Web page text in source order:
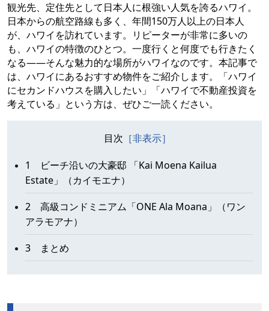
観光先、定住先として日本人に根強い人気を誇るハワイ。
日本からの航空路線も多く、年間150万人以上の日本人
が、ハワイを訪れています。リピーターが非常に多いの
も、ハワイの特徴のひとつ。一度行くと何度でも行きたく
なる――そんな魅力的な場所がハワイなのです。本記事で
は、ハワイにあるおすすめ物件をご紹介します。「ハワイ
にセカンドハウスを購入したい」「ハワイで不動産投資を
考えている」という方は、ぜひご一読ください。
目次
1 ビーチ沿いの大豪邸 「Kai Moena Kailua
Estate」（カイモエナ）
2 高級コンドミニアム「ONE Ala Moana」（ワン
アラモアナ）
3 まとめ